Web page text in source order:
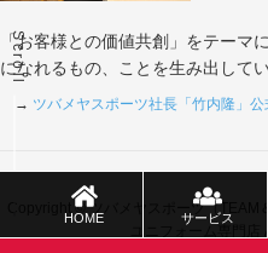
Scroll
HOME サービス
「お客様との価値共創」をテーマ
になれるもの、ことを生み出して
→ ツバメヤスポーツ社長「竹内隆」
Copyright © ツバメヤスポーツ（TEAM